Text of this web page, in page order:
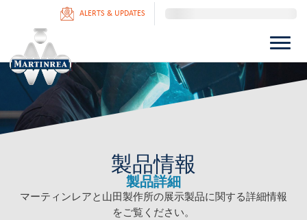
ALERTS & UPDATES
製品情報
製品詳細
マーティンレアと山田製作所の展示製品に関する詳細情報
をご覧ください。